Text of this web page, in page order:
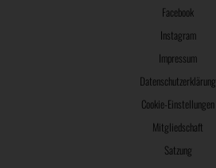
Facebook
Instagram
Impressum
Datenschutzerklärung
Cookie-Einstellungen
Mitgliedschaft
Satzung